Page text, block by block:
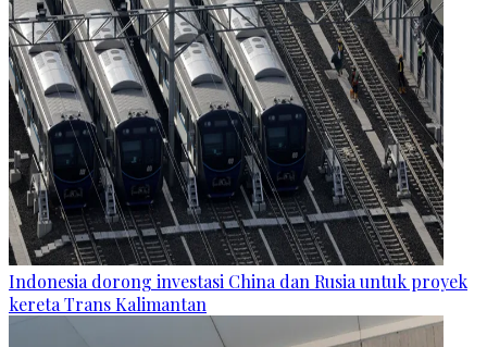
Indonesia dorong investasi China dan Rusia untuk proyek
kereta Trans Kalimantan